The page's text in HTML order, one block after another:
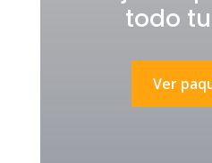
todo
Ver